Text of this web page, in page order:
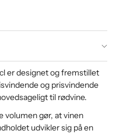
er designet og fremstillet
og prisvindende
til rødvine.
volumen gør, at vinen
udvikler sig på en